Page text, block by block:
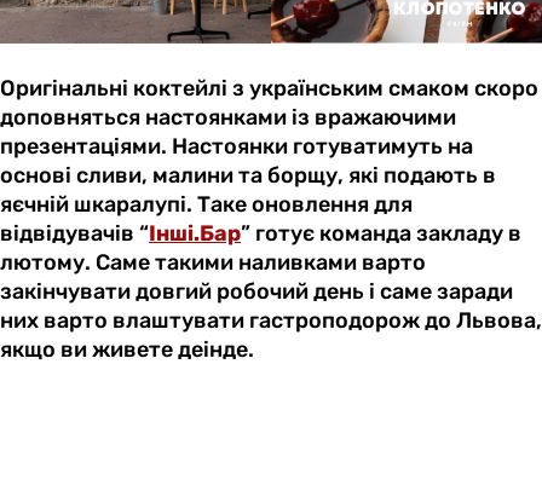
Оригінальні коктейлі з українським смаком скоро
доповняться настоянками із вражаючими
презентаціями. Настоянки готуватимуть на
основі сливи, малини та борщу, які подають в
яєчній шкаралупі. Таке оновлення для
відвідувачів “Інші.Бар” готує команда закладу в
лютому. Саме такими наливками варто
закінчувати довгий робочий день і саме заради
них варто влаштувати гастроподорож до Львова,
якщо ви живете деінде.